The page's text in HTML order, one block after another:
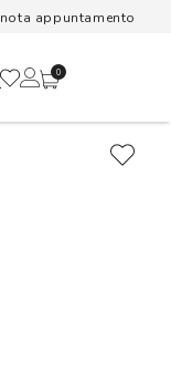
Lenti a
appuntamento
0